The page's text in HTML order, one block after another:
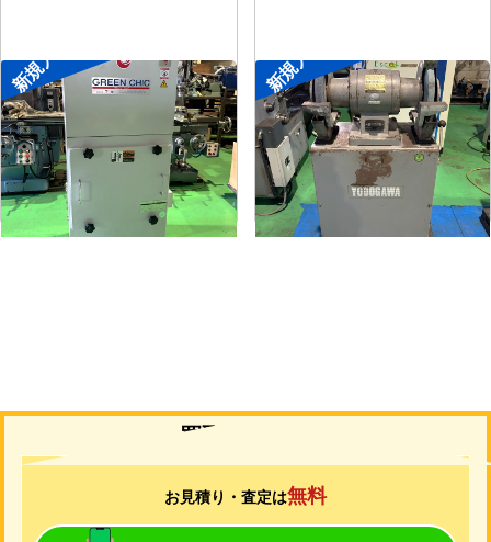
新規入荷
集塵機
メーカー
形 式RD100-1-1.5M
年 式
新規入荷
両頭グラインダー
メーカー 淀川電機
形 FG-255T
年
買取について
お見積り・査定は無料